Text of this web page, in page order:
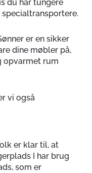
du har tungere
er en sikker
dine møbler på,
opvarmet rum
vi også
er klar til, at
I har brug
som er